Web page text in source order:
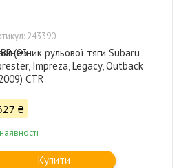
(03-
243390
рульової тяги Subaru
Impreza, Legacy, Outback
CTR
₴
Купити